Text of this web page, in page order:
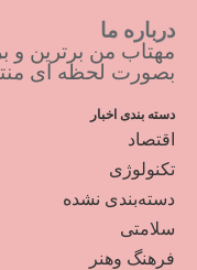
درباره ما
مهتاب من برترین و
بصورت لحظه ای
دسته بندی اخبار
اقتصاد
تکنولوژی
دسته‌بندی نشده
سلامتی
فرهنگ وهنر